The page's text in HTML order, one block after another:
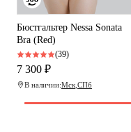
Бюстгальтер Nessa Sonata
Bra (Red)
(39)
7 300 ₽
В наличии:Мск СПб